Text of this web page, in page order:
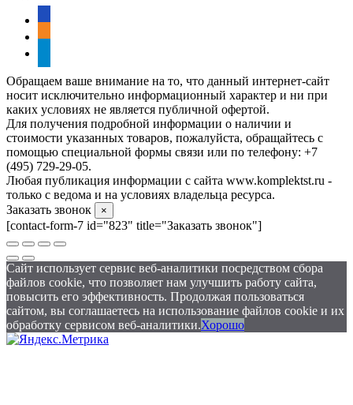
Обращаем ваше внимание на то, что данный интернет-сайт
носит исключительно информационный характер и ни при
каких условиях не является публичной офертой.
Для получения подробной информации о наличии и
стоимости указанных товаров, пожалуйста, обращайтесь с
помощью специальной формы связи или по телефону: +7
(495) 729-29-05.
Любая публикация информации с сайта www.komplektst.ru -
только с ведома и на условиях владельца ресурса.
Заказать звонок
×
[contact-form-7 id="823" title="Заказать звонок"]
Сайт использует сервис веб-аналитики посредством сбора
файлов cookie, что позволяет нам улучшить работу сайта,
повысить его эффективность. Продолжая пользоваться
сайтом, вы соглашаетесь на использование файлов cookie и их
обработку сервисом веб-аналитики.Хорошо